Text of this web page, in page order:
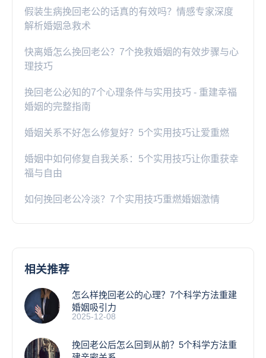
假装生病挽回老公的话真的有效吗？情感专家深度
解析婚姻急救术
快离婚怎么挽回老公？7个挽救婚姻的有效步骤与心
理技巧
挽回老公必知的7个心理条件与实用技巧 - 重建幸福
婚姻的完整指南
婚姻关系不好怎么修复好？5个实用技巧让爱重燃
婚姻中如何修复自我关系：5个实用技巧让你重获幸
福与自由
如何挽回老公冷淡？7个实用技巧重燃婚姻激情
相关推荐
怎么样挽回老公的心理？7个科学方法重建
婚姻吸引力
2025-12-08
挽回老公后怎么回到从前？5个科学方法重